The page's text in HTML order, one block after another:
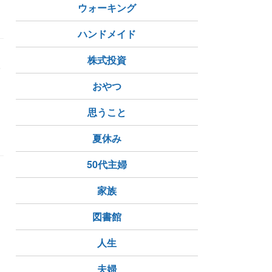
会話
ウォーキング
ハンドメイド
株式投資
おやつ
思うこと
夏休み
50代主婦
家族
図書館
人生
夫婦